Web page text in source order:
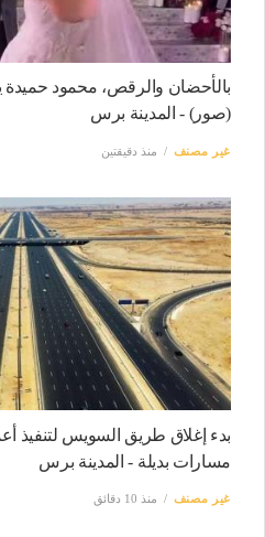
بالأحضان والرقص، محمود حميدة
(صور) - المدينة برس
غير مصنف منذ دقيقتين
بدء إغلاق طريق السويس لتنفيذ
مسارات بديلة - المدينة برس
غير مصنف منذ 10 دقائق